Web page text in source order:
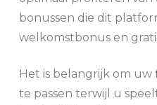
bonussen die dit
welkomstbonus en
Het is belangrijk om
te passen terwijl u